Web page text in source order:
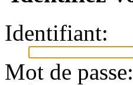
Identifiant:
Mot de passe: